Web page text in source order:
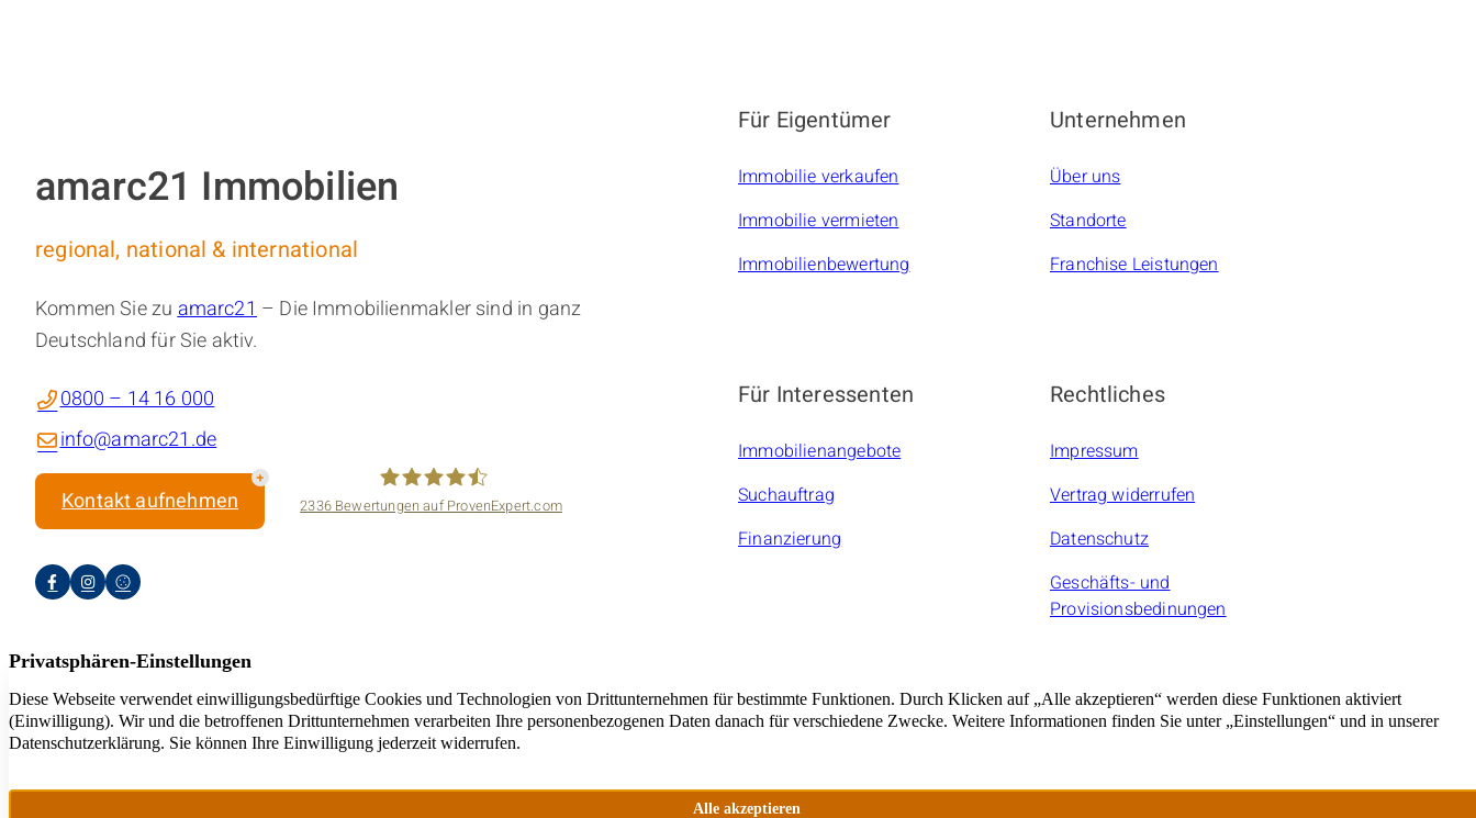
amarc21 Immobilien
regional, national & international
Kommen Sie zuamarc21– Die Immobilienmakler sind in ganz
Deutschland für Sie aktiv.
0800 – 14 16 000
info@amarc21.de
Kontakt aufnehmen 2336Bewertungen auf ProvenExpert.com
Für Eigentümer
Immobilie verkaufen
Immobilie vermieten
Immobilienbewertung
Unternehmen
Über uns
Standorte
Franchise Leistungen
Für Interessenten
Immobilienangebote
Suchauftrag
Finanzierung
Rechtliches
Impressum
Vertrag widerrufen
Datenschutz
Geschäfts- und
Provisionsbedinungen